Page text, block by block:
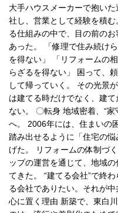
大手ハウスメーカーで抱い
社し、営業として経験を積
る仕組みの中で、目の前のお
あった。 「修理で住み続け
を得ない」 「リフォームの
らざるを得ない」 困って、
して帰っていく。 その光景
は建てる時だけでなく、建
ない。 〇転身 地域密着、“
へ。 2006年には、住まいの
踏み出せるように「住宅の
げた。 リフォームの体制づ
ップの運営を通じて、地域
てきた。 “建てる会社”で終
る会社でありたい。それが
心に置く理由 新築で、東白